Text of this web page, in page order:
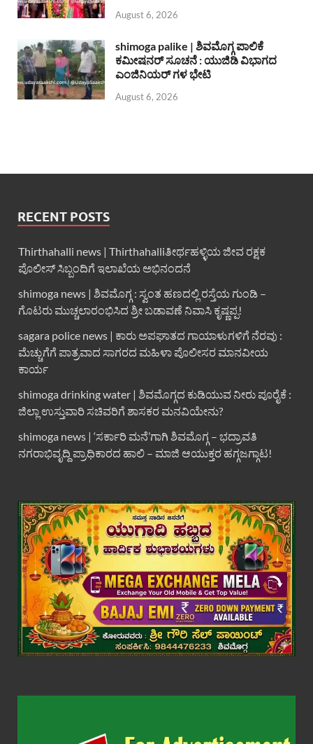
August 6, 2026
shimoga palike | ಶಿವಮೊಗ್ಗ ಪಾಲಿಕೆ
ಕಮೀಷನರ್ ಸೂಚನೆ : ಯುಜಿಡಿ ವಿಭಾಗದ
ಎಂಜಿನಿಯರ್ ಗಳ ಭೇಟಿ
August 6, 2026
RECENT POSTS
Thirthahalli news | Thirthahalliತೀರ್ಥಹಳ್ಳಿಯ ಜೀವ ರಕ್ಷಕ
ಪೊಲೀಸ್ ಸಿಬ್ಬಂದಿಗೆ ಇಲಾಖೆಯ ಅಭಿನಂದನೆ
shimoga news | ಶಿವಮೊಗ್ಗ : ಸ್ವಂತ ಹಣದಲ್ಲಿ ರಸ್ತೆಯ ಗುಂಡಿ –
ಗೊಟರು ಮುಚ್ಚಲಾರಂಭಿಸಿದ ಶ್ರೀ ಬಡಾವಣೆ ನಿವಾಸಿ ಕೃಷ್ಣಪ್ಪ!
sagara police news | ಕಾರು ಅಪಘಾತದ ಗಾಯಾಳುಗಳಿಗೆ ನೆರವು :
ಮೆಚ್ಚುಗೆಗೆ ಪಾತ್ರವಾದ ಸಾಗರದ ಮಹಿಳಾ ಪೊಲೀಸರ ಮಾನವೀಯ
ಕಾರ್ಯ
shimoga drinking water | ಶಿವಮೊಗ್ಗದ ಕುಡಿಯುವ ನೀರು ಪೂರೈಕೆ :
ಜಿಲ್ಲಾ ಉಸ್ತುವಾರಿ ಸಚಿವರಿಗೆ ಶಾಸಕರ ಮನವಿಯೇನು?
shimoga news | ‘ಸರ್ಕಾರಿ ಮನೆ’ಗಾಗಿ ಶಿವಮೊಗ್ಗ – ಭದ್ರಾವತಿ
ನಗರಾಭಿವೃದ್ದಿ ಪ್ರಾಧಿಕಾರದ ಹಾಲಿ – ಮಾಜಿ ಆಯುಕ್ತರ ಹಗ್ಗಜಗ್ಗಾಟ!